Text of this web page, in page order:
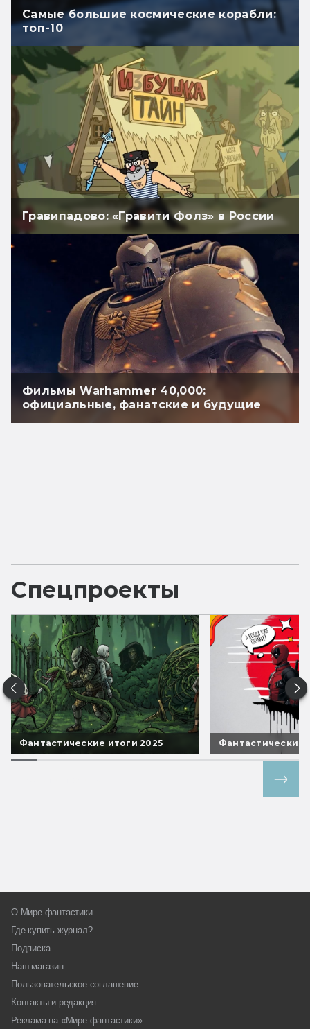
Самые большие космические корабли:
топ-10
Гравипадово: «Гравити Фолз» в России
Фильмы Warhammer 40,000:
официальные, фанатские и будущие
Спецпроекты
Фантастические итоги 2025 Фантастические
О Мире фантастики
Где купить журнал?
Подписка
Наш магазин
Пользовательское соглашение
Контакты и редакция
Реклама на «Мире фантастики»